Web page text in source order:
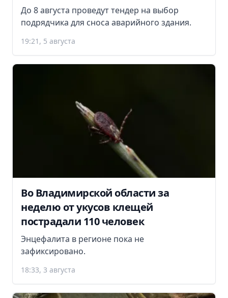
До 8 августа проведут тендер на выбор
подрядчика для сноса аварийного здания.
19:21, 5 августа
Во Владимирской области за
неделю от укусов клещей
пострадали 110 человек
Энцефалита в регионе пока не
зафиксировано.
18:33, 3 августа